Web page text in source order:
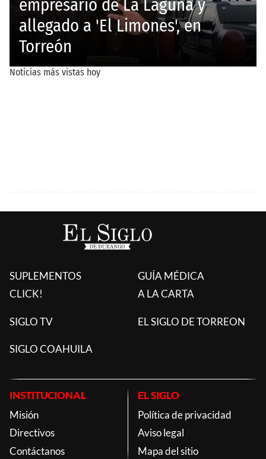
SUPLEMENTOS
CLICK!
GUÍA MÉDICA
A LA CARTA
SIGLO TV EL SIGLO DE TORREON
SIGLO COAHUILA
INSTITUCIONAL
Misión
Directivos
Contáctanos
EL SIGLO
Política de privacidad
Aviso legal
Mapa del sitio